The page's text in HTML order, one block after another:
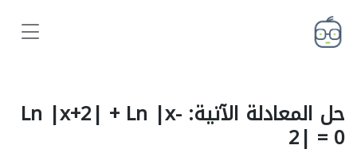
حل المعادلة الآتية: Ln |x+2| + Ln |x-
2| = 0